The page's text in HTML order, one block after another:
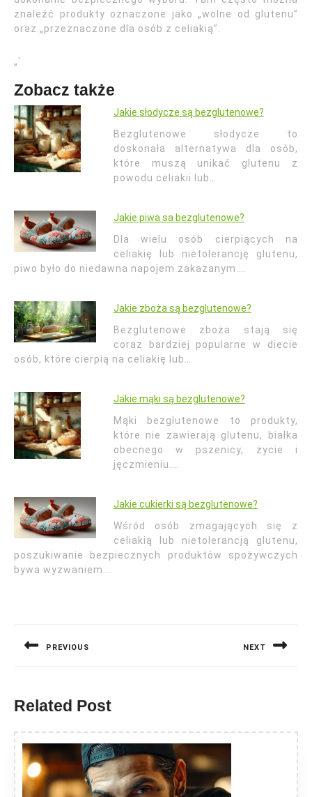
znaleźć produkty oznaczone jako „wolne od glutenu”
oraz „przeznaczone dla osób z celiakią”.
„`
Zobacz także
Jakie słodycze są bezglutenowe?
Bezglutenowe słodycze to
doskonała alternatywa dla osób,
które muszą unikać glutenu z
powodu celiakii lub…
Jakie piwa sa bezglutenowe?
Dla wielu osób cierpiących na
celiakię lub nietolerancję glutenu,
piwo było do niedawna napojem zakazanym.…
Jakie zboża są bezglutenowe?
Bezglutenowe zboża stają się
coraz bardziej popularne w diecie
osób, które cierpią na celiakię lub…
Jakie mąki są bezglutenowe?
Mąki bezglutenowe to produkty,
które nie zawierają glutenu, białka
obecnego w pszenicy, życie i
jęczmieniu.…
Jakie cukierki są bezglutenowe?
Wśród osób zmagających się z
celiakią lub nietolerancją glutenu,
poszukiwanie bezpiecznych produktów spożywczych
bywa wyzwaniem.…
PREVIOUS NEXT
Related Post